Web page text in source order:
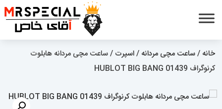
خانه /ساعت مچی مردانه /اسپرت / ساعت مچی مردانه هابلوت
کرنوگراف 01439 HUBLOT BIG BANG